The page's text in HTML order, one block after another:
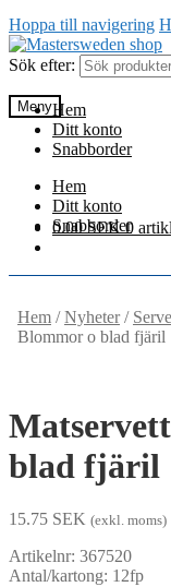
Hoppa till navigering
Sök efter:
MenyHem
Ditt konto
Snabborder
Hem
Ditt konto
Snabborder
0.00SEK 0
Hem /Nyheter/
Blommor o blad fjäril
blad fjäril
15.75 SEK (exkl. moms)
Artikelnr: 367520
Antal/kartong: 12fp